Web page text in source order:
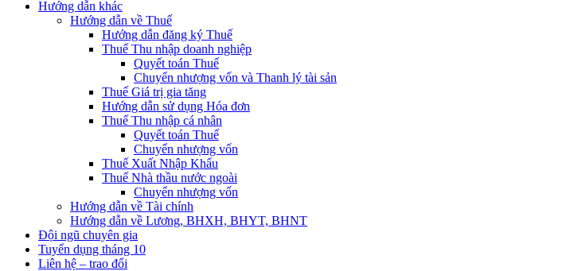
Hướng dẫn khác
Hướng dẫn về Thuế
Hướng dẫn đăng ký Thuế
Thuế Thu nhập doanh nghiệp
Quyết toán Thuế
Chuyển nhượng vốn và Thanh lý tài sản
Thuế Giá trị gia tăng
Hướng dẫn sử dụng Hóa đơn
Thuế Thu nhập cá nhân
Quyết toán Thuế
Chuyển nhượng vốn
Thuế Xuất Nhập Khẩu
Thuế Nhà thầu nước ngoài
Chuyển nhượng vốn
Hướng dẫn về Tài chính
Hướng dẫn về Lương, BHXH, BHYT, BHNT
Đội ngũ chuyên gia
Tuyển dụng tháng 10
Liên hệ – trao đổi